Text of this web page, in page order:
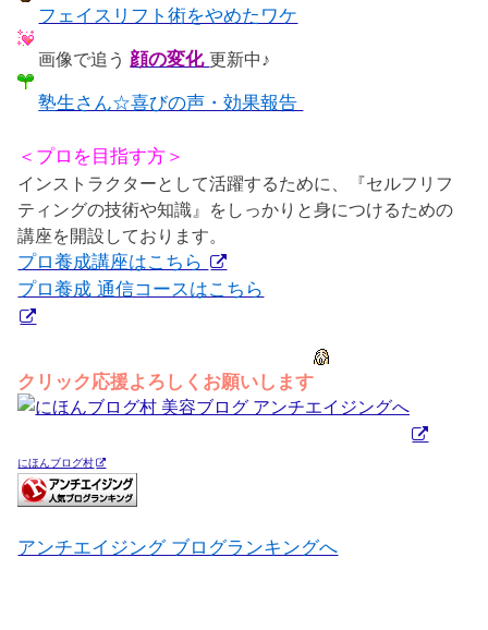
フェイスリフト術をやめたワケ
画像で追う 顔の変化更新中♪
塾生さん☆喜びの声・効果報告
＜プロを目指す方＞
インストラクターとして活躍するために、『セルフリフ
ティングの技術や知識』をしっかりと身につけるための
講座を開設しております。
プロ養成講座はこちら
プロ養成 通信コースはこちら
クリック応援よろしくお願いします
にほんブログ村
アンチエイジング ブログランキングへ